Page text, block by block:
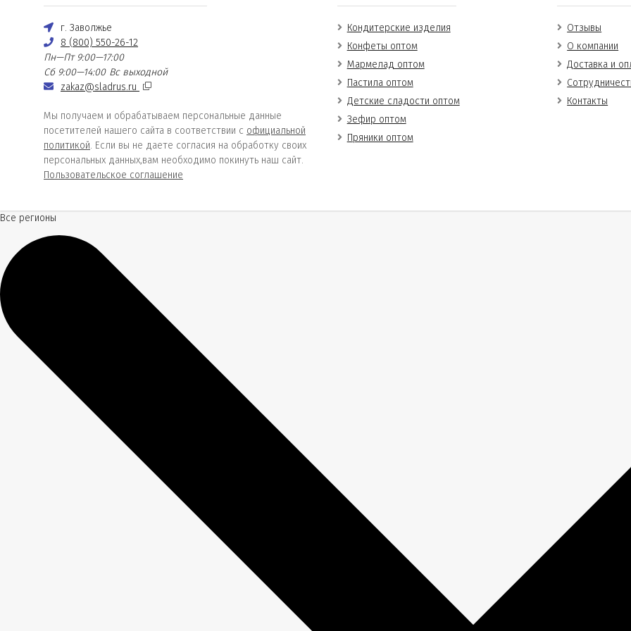
г. Заволжье
8 (800) 550-26-12
Пн—Пт 9:00—17:00
Сб 9:00—14:00 Вс выходной
zakaz@sladrus.ru
Мы получаем и обрабатываем персональные данные
посетителей нашего сайта в соответствии с официальной
политикой. Если вы не даете согласия на обработку своих
персональных данных,вам необходимо покинуть наш сайт.
Пользовательское соглашение
Кондитерские изделия
Конфеты оптом
Мармелад оптом
Пастила оптом
Детские сладости оптом
Зефир оптом
Пряники оптом
Отзывы
О компании
Доставка и
Контакты
Все регионы